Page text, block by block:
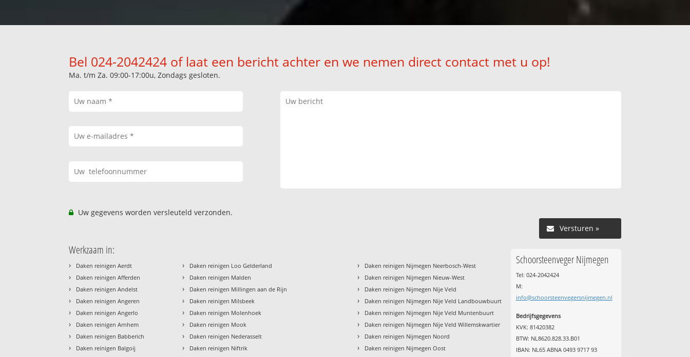
Bel 024-2042424 of laat een bericht achter en we nemen direct contact met u op!
Ma. t/m Za. 09:00-17:00u, Zondags gesloten.
Uw gegevens worden versleuteld verzonden.
Versturen »
Werkzaam in:
› Daken reinigen Aerdt
› Daken reinigen Afferden
› Daken reinigen Andelst
› Daken reinigen Angeren
› Daken reinigen Angerlo
› Daken reinigen Arnhem
› Daken reinigen Babberich
› Daken reinigen Balgoij
› Daken reinigen Loo Gelderland
› Daken reinigen Malden
› Daken reinigen Millingen aan de Rijn
› Daken reinigen Milsbeek
› Daken reinigen Molenhoek
› Daken reinigen Mook
› Daken reinigen Nederasselt
› Daken reinigen Niftrik
› Daken reinigen Nijmegen Neerbosch-West
› Daken reinigen Nijmegen Nieuw-West
› Daken reinigen Nijmegen Nije Veld
› Daken reinigen Nijmegen Nije Veld Landbouwbuurt
› Daken reinigen Nijmegen Nije Veld Muntenbuurt
› Daken reinigen Nijmegen Nije Veld Willemskwartier
› Daken reinigen Nijmegen Noord
› Daken reinigen Nijmegen Oost
Schoorsteenveger Nijmegen
Tel: 024-2042424
M:
info@schoorsteenvegersnijmegen.nl
Bedrijfsgegevens
KVK: 81420382
BTW: NL8620.828.33.B01
IBAN: NL65 ABNA 0493 9717 93